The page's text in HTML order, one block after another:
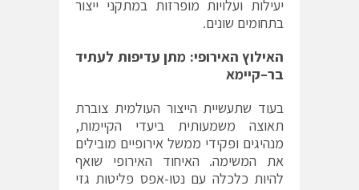
יעילות ועלויות מופרזות במתקני ייצור
בתחומים שונים.
האילוץ האירופי: מתן עדיפות לעתיד
בר–קיימא
בעוד שתעשיית הייצור העולמית צוברת
תאוצה משמעותית ביעדי הקיימות,
מנהיגים ופקידי ממשל אירופיים מובילים
את המשימה. האיחוד האירופי שואף
להיות כלכלה עם נטו-אפס פליטות גזי